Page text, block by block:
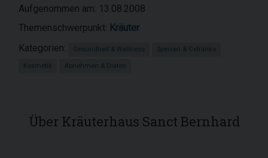
Aufgenommen am: 13.08.2008
Themenschwerpunkt: Kräuter
Kategorien:
Gesundheit & Wellness Speisen & Getränke
Kosmetik Abnehmen & Diäten
Über Kräuterhaus Sanct Bernhard